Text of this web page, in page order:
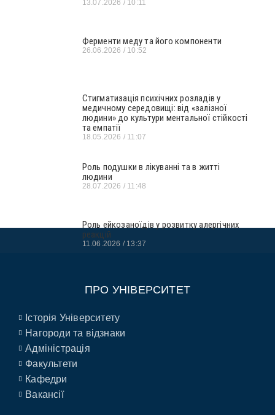
13.07.2026 10:11
Ферменти меду та його компоненти
26.06.2026 10:52
Стигматизація психічних розладів у
медичному середовищі: від «залізної
людини» до культури ментальної стійкості
та емпатії
18.05.2026 11:07
Роль подушки в лікуванні та в житті
людини
28.07.2026 11:48
Роль ейкозаноїдів у розвитку алергічних
реакцій
11.06.2026 13:37
ПРО УНІВЕРСИТЕТ
Історія Університету
Нагороди та відзнаки
Адміністрація
Факультети
Кафедри
Вакансії